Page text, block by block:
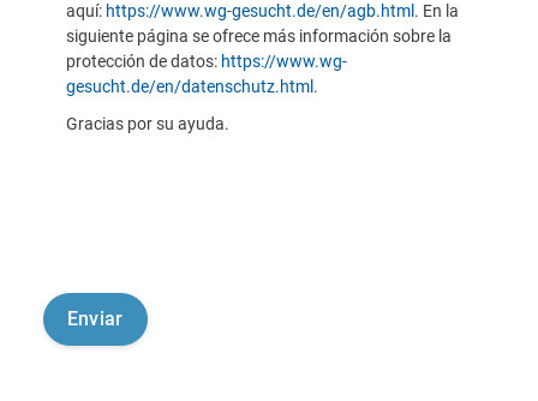
aquí: https://www.wg-gesucht.de/en/agb.html . En la
siguiente página se ofrece más información sobre la
protección de datos: https://www.wg-
gesucht.de/en/datenschutz.html .
Gracias por su ayuda.